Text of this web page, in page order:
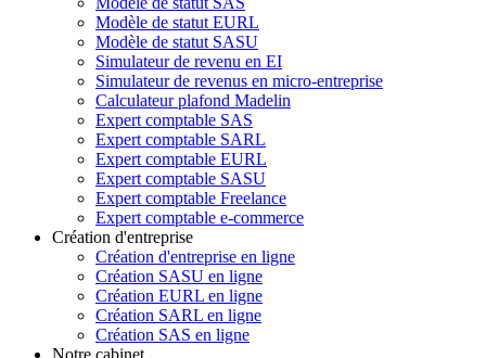
Modèle de statut EURL
Modèle de statut SASU
Simulateur de revenu en EI
Simulateur de revenus en micro-entreprise
Calculateur plafond Madelin
Expert comptable SAS
Expert comptable SARL
Expert comptable EURL
Expert comptable SASU
Expert comptable Freelance
Expert comptable e-commerce
Création d'entreprise
Création d'entreprise en ligne
Création SASU en ligne
Création EURL en ligne
Création SARL en ligne
Création SAS en ligne
Notre cabinet